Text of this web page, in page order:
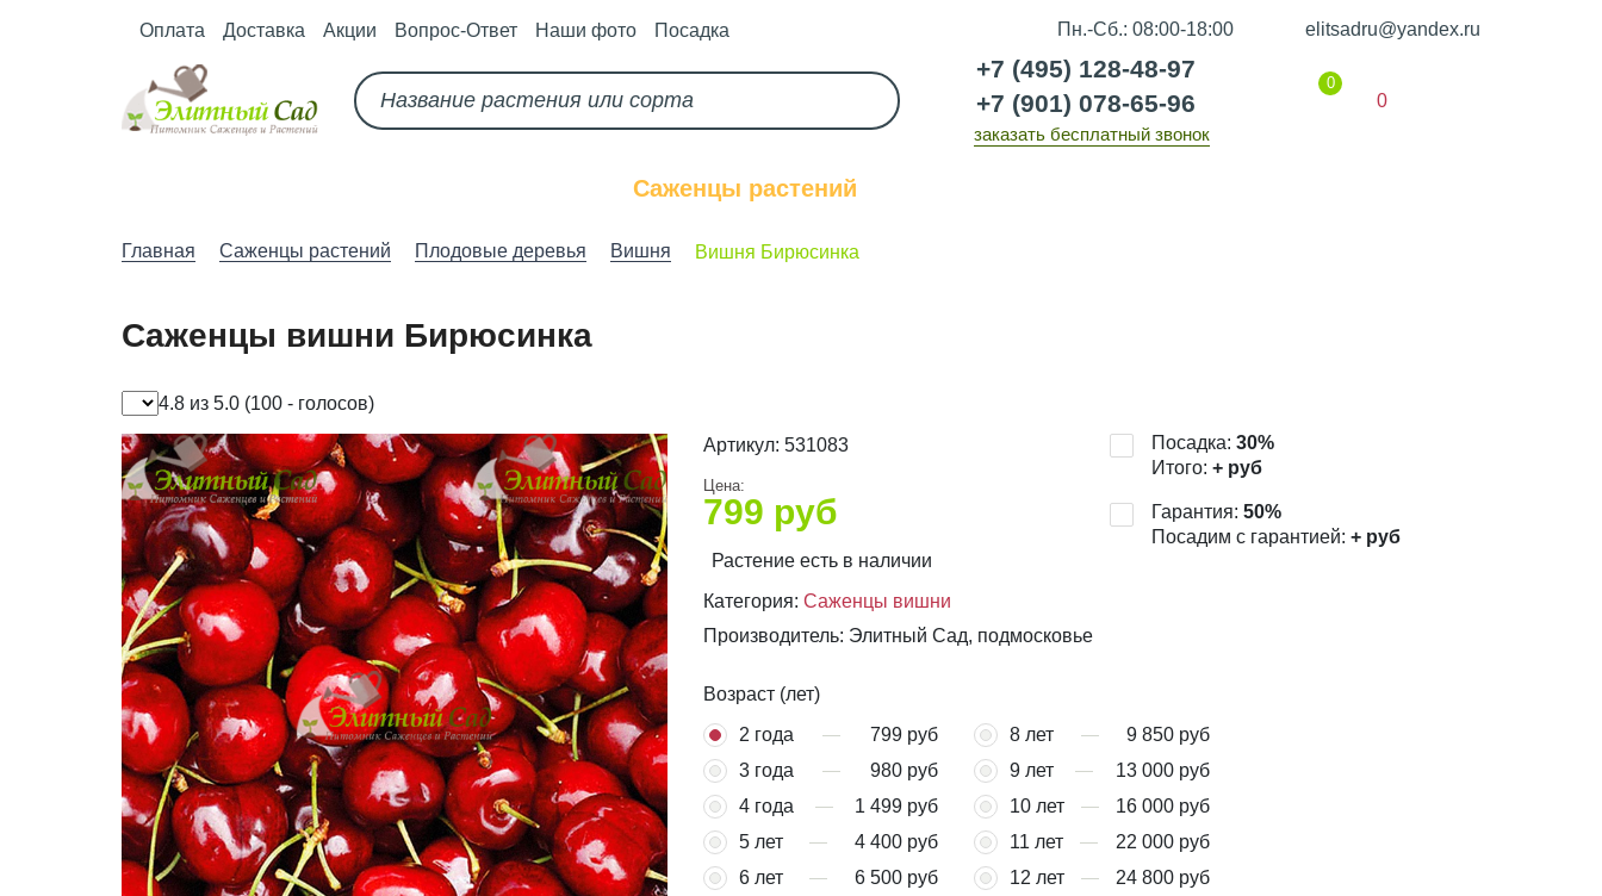
Оплата Доставка Акции Вопрос-Ответ Наши фото Посадка Пн.-Сб.: 08:00-18:00 elitsadru@yandex.ru
+7 (495) 128-48-97
+7 (901) 078-65-96
заказать бесплатный звонок
0
0
Саженцы растений
Главная Саженцы растений Плодовые деревья Вишня Вишня Бирюсинка
Саженцы вишни Бирюсинка
4.8 из 5.0 (100 - голосов)
Артикул: 531083
Цена:
799 руб
Растение есть в наличии
Категория: Саженцы вишни
Посадка: 30%
Итого: +руб
Гарантия: 50%
Посадим с гарантией: +руб
Производитель: Элитный Сад, подмосковье
Возраст (лет)
2 года
799 руб
3 года
980 руб
4 года
1 499 руб
5 лет
4 400 руб
6 лет
6 500 руб
8 лет
9 850 руб
9 лет
13 000 руб
10 лет
16 000 руб
11 лет
22 000 руб
12 лет
24 800 руб